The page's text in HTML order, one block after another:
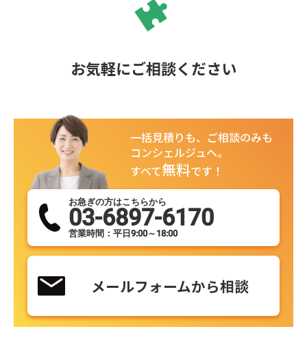
お気軽にご相談ください
一括見積りも、ご相談のみも
コンシェルジュへ。
すべて無料です！
お急ぎの方はこちらから
03-6897-6170
営業時間：平日9:00～18:00
メールフォームから相談